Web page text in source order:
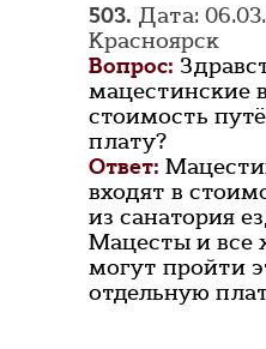
503. Дата:
Красноярск
Вопрос:
мацестинские
стоимость
плату?
Ответ:
входят в
из санатория
Мацесты и
могут пройти
отдельную